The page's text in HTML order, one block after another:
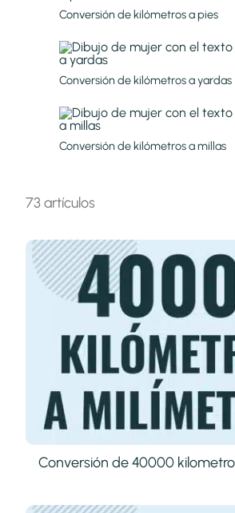
Conversión de kilómetros a pies
Conversión de kilómetros a yardas
Conversión de kilómetros a millas
73 artículos
Conversión de 40000